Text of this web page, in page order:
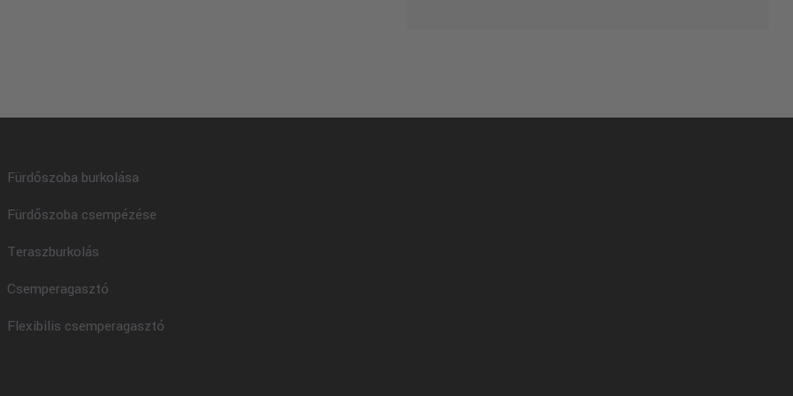
Fürdőszoba burkolása
Fürdőszoba csempézése
Teraszburkolás
Csemperagasztó
Flexibilis csemperagasztó